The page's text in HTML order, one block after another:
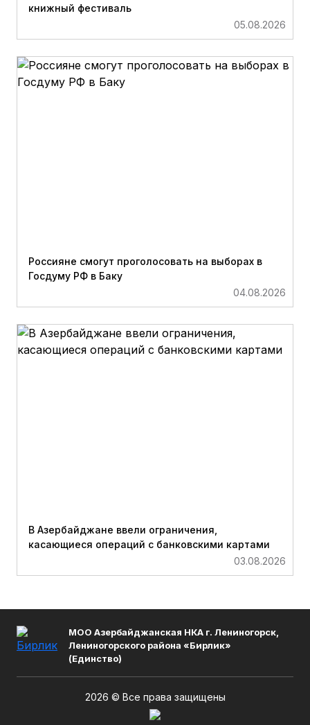
книжный фестиваль
05.08.2026
Россияне смогут проголосовать на выборах в
Госдуму РФ в Баку
04.08.2026
В Азербайджане ввели ограничения,
касающиеся операций с банковскими картами
03.08.2026
МОО Азербайджанская НКА г. Лениногорск,
Лениногорского района «Бирлик»
(Единство)
2026 © Все права защищены